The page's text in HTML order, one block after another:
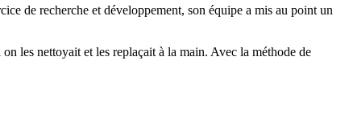
de recherche et développement, son équipe a mis au point un
les nettoyait et les replaçait à la main. Avec la méthode de